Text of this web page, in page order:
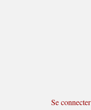
Se connecter